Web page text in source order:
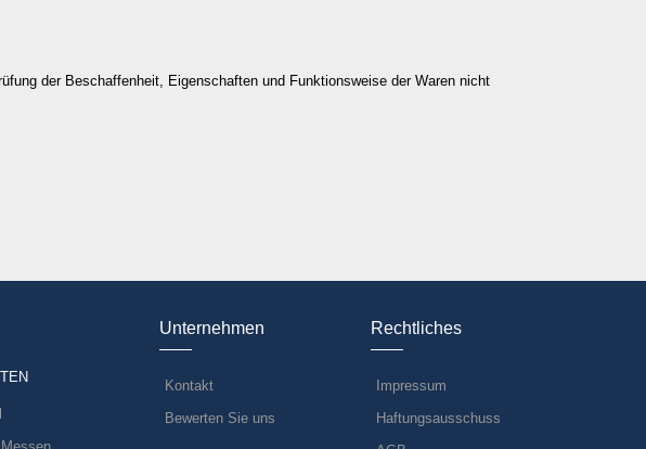
der Beschaffenheit, Eigenschaften und Funktionsweise der Waren nicht
Unternehmen
Kontakt
Bewerten Sie uns
Rechtliches
Impressum
Haftungsausschuss